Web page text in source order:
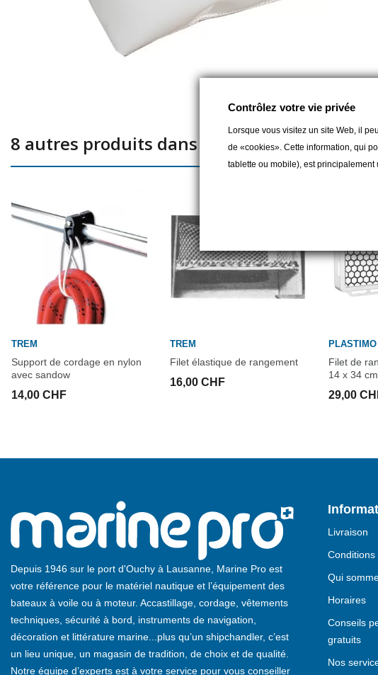
8 autres produits dans la même catégorie :
TREM
Support de cordage en nylon
avec sandow
14,00 CHF
TREM
Filet élastique de rangement
16,00 CHF
PLASTIMO
Filet de
14 x 34 cm
29,00
Depuis 1946 sur le port d'Ouchy à Lausanne, Marine Pro est
votre référence pour le matériel nautique et l’équipement des
bateaux à voile ou à moteur. Accastillage, cordage, vêtements
techniques, sécurité à bord, instruments de navigation,
décoration et littérature marine...plus qu’un shipchandler, c’est
un lieu unique, un magasin de tradition, de choix et de qualité.
Notre équipe d’experts est à votre service pour vous conseiller
Livraison
Qui
Horaires
Conseils
gratuits
Nos
Contrôlez votre vie privée
Lorsque vous visitez un site Web, il
de «cookies». Cette information, qui
tablette ou mobile), est